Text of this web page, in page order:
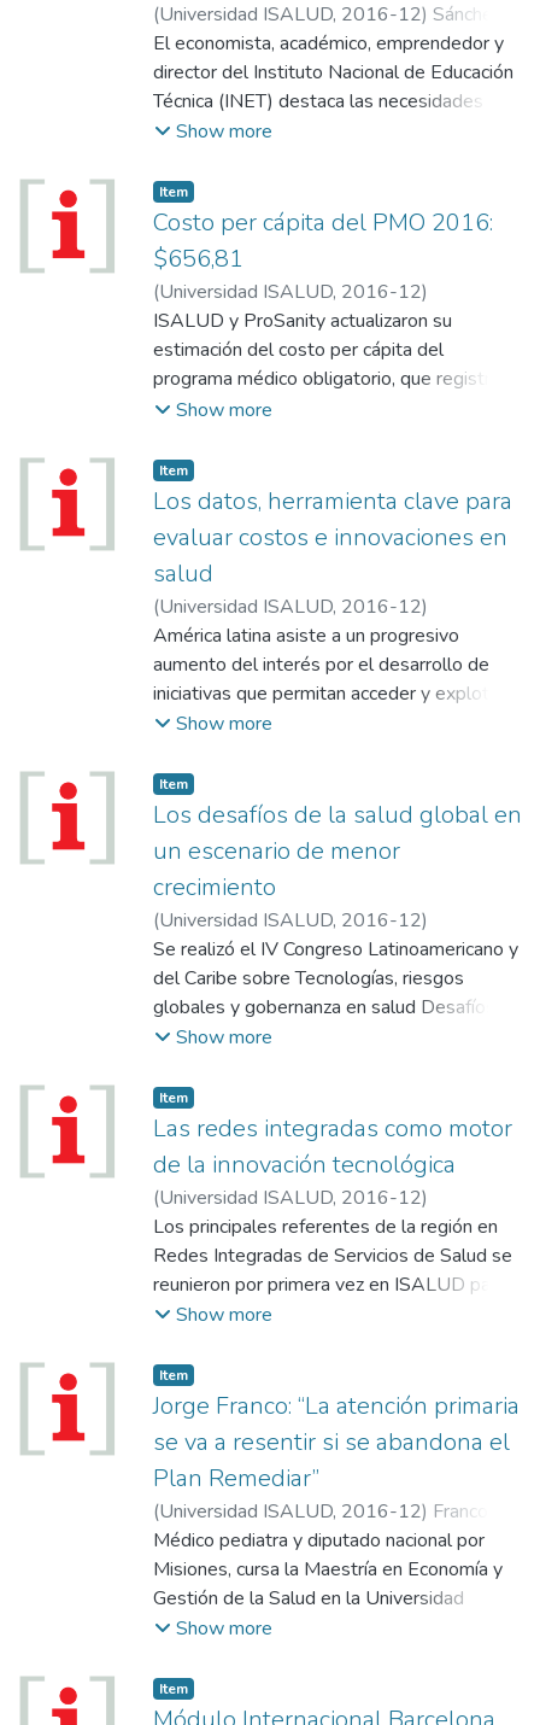
(Universidad ISALUD, 2016-12) Sánchez
Zinny, Gabriel
El economista, académico, emprendedor y
director del Instituto Nacional de Educación
Técnica (INET) destaca las necesidades de
formación en este ámbito y su impacto en la
Show more
Item
Costo per cápita del PMO 2016:
$656,81
(Universidad ISALUD, 2016-12)
ISALUD y ProSanity actualizaron su
estimación del costo per cápita del
programa médico obligatorio, que registró
un aumento del 41,32% entre julio de
tanto, el ingreso promedio de las obras
sociales nacionales fue de entre $680 y $
728 per cápita.
Show more
Item
Los datos, herramienta clave para
evaluar costos e innovaciones en
salud
(Universidad ISALUD, 2016-12)
América latina asiste a un progresivo
aumento del interés por el desarrollo de
iniciativas que permitan acceder y explotar
todo el potencial que brinda la evidencia del
de datos que resultan clave para las
innovaciones en salud.
Show more
Item
Los desafíos de la salud global en
un escenario de menor
crecimiento
(Universidad ISALUD, 2016-12)
Se realizó el IV Congreso Latinoamericano y
del Caribe sobre Tecnologías, riesgos
globales y gobernanza en salud Desafíos y
respuestas desde América latina, que en
Alasag.
Show more
Item
Las redes integradas como motor
de la innovación tecnológica
(Universidad ISALUD, 2016-12)
Los principales referentes de la región en
Redes Integradas de Servicios de Salud se
reunieron por primera vez en ISALUD para
intercambiar experiencias y aprendizajes
colaborativa, viable y sustentable en el
tiempo.
Show more
Item
Jorge Franco: “La atención primaria
se va a resentir si se abandona el
Plan Remediar”
(Universidad ISALUD, 2016-12) Franco,
Jorge
Médico pediatra y diputado nacional por
Misiones, cursa la Maestría en Economía y
Gestión de la Salud en la Universidad
ISALUD y en esta entrevista con la Revista
políticas sanitarias del nuevo gobierno
nacional.
Show more
Item